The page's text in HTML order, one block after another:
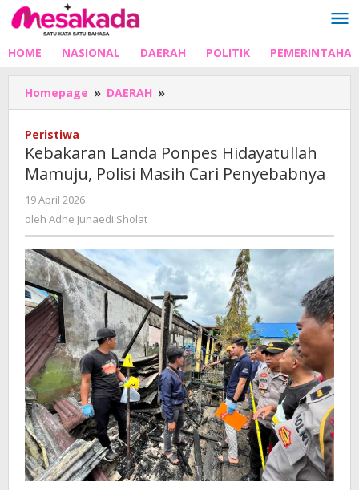
Lewati
ke
HOME NASIONAL DAERAH POLITIK
Homepage » DAERAH »
Landa
Mamuju,
Polisi
Peristiwa
Kebakaran Landa Ponpes Hidayatullah
Mamuju, Polisi Masih Cari Penyebabnya
19 April 2026
Adhe
oleh Adhe Junaedi Sholat